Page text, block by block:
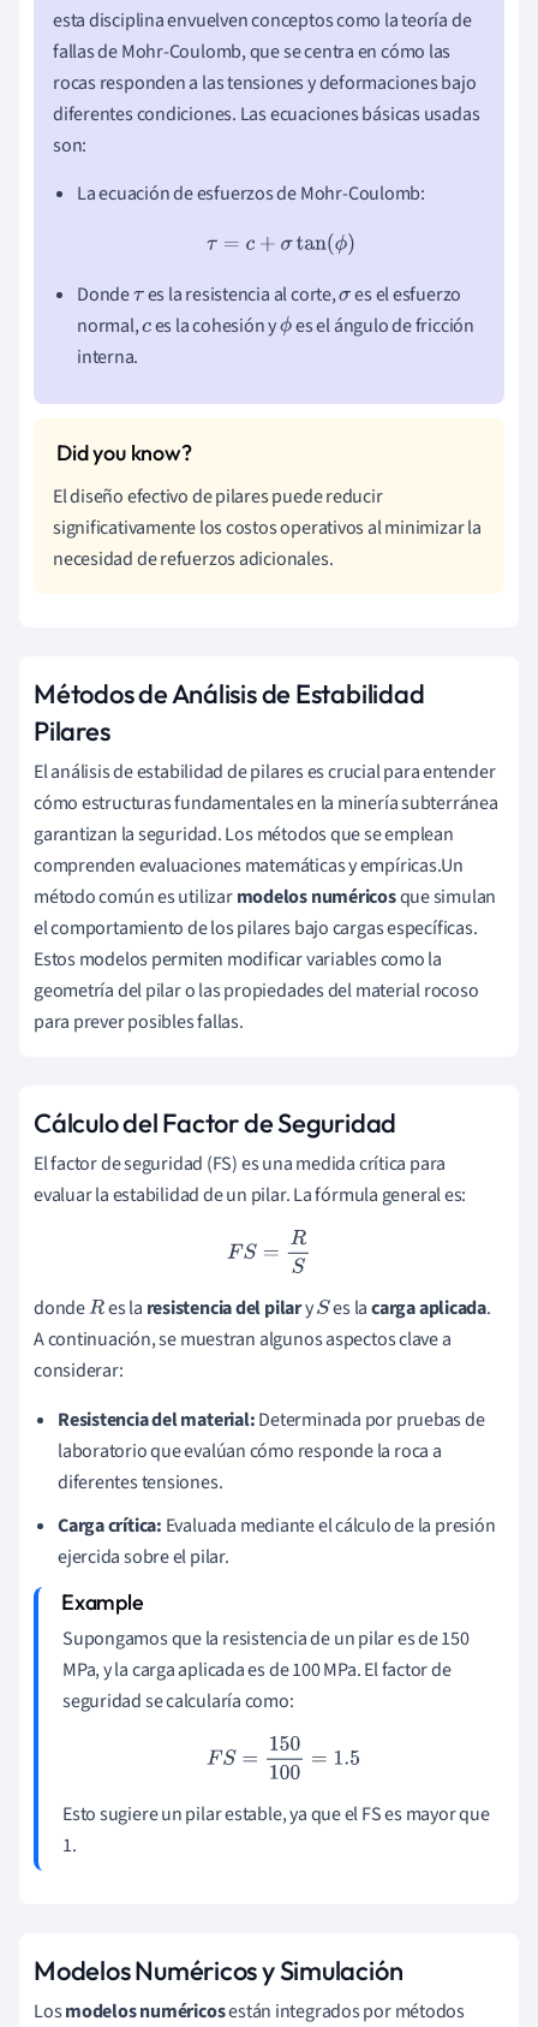
esta disciplina envuelven conceptos como la teoría de
fallas de Mohr-Coulomb, que se centra en cómo las
rocas responden a las tensiones y deformaciones bajo
diferentes condiciones. Las ecuaciones básicas usadas
son:
La ecuación de esfuerzos de Mohr-Coulomb:
τ =c +σ tan(ϕ)
Dondeτes la resistencia al corte,σes el esfuerzo
normal,ces la cohesión yϕes el ángulo de fricción
interna.
El diseño efectivo de pilares puede reducir
significativamente los costos operativos al minimizar la
necesidad de refuerzos adicionales.
Métodos de Análisis de Estabilidad
Pilares
El análisis de estabilidad de pilares es crucial para entender
cómo estructuras fundamentales en la minería subterránea
garantizan la seguridad. Los métodos que se emplean
comprenden evaluaciones matemáticas y empíricas.Un
método común es utilizarmodelos numéricosque simulan
el comportamiento de los pilares bajo cargas específicas.
Estos modelos permiten modificar variables como la
geometría del pilar o las propiedades del material rocoso
para prever posibles fallas.
Cálculo del Factor de Seguridad
El factor de seguridad (FS) es una medida crítica para
evaluar la estabilidad de un pilar. La fórmula general es:
FS =R S
dondeR es la resistencia del pilarySes lacarga aplicada.
A continuación, se muestran algunos aspectos clave a
considerar:
Resistencia del material:Determinada por pruebas de
laboratorio que evalúan cómo responde la roca a
diferentes tensiones.
Carga crítica: Evaluada mediante el cálculo de la presión
ejercida sobre el pilar.
Supongamos que la resistencia de un pilar es de 150
MPa, y la carga aplicada es de 100 MPa. El factor de
seguridad se calcularía como:
FS=150100 =1.5
Esto sugiere un pilar estable, ya que el FS es mayor que
1.
Modelos Numéricos y Simulación
Losmodelos numéricosestán integrados por métodos